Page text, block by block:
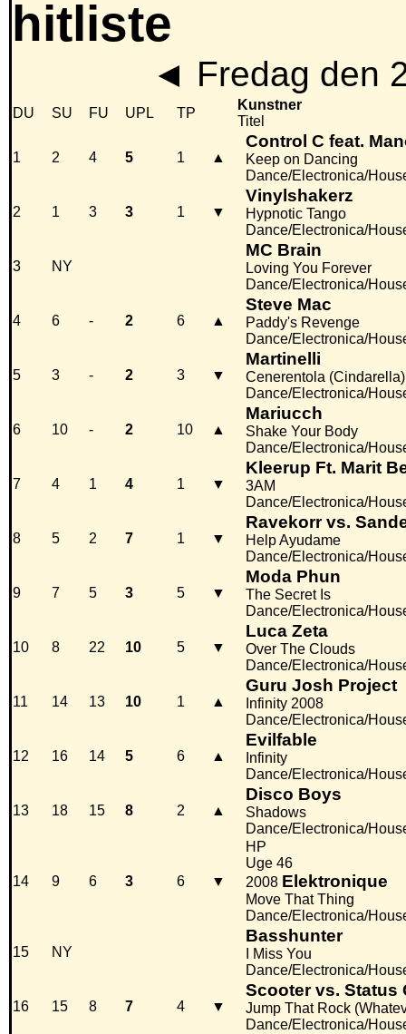
◄ Fredag den
DU SU FU UPL TP
Kunstner
Titel
1 2 4 5 1 ▲
Control C feat.
Keep on Dancing
Dance/Electronica/
2 1 3 3 1 ▼
Vinylshakerz
Hypnotic Tango
Dance/Electronica/
3 NY
MC Brain
Loving You Forever
Dance/Electronica/
4 6 - 2 6 ▲
Steve Mac
Paddy's Revenge
Dance/Electronica/
5 3 - 2 3 ▼
Martinelli
Cenerentola (Cindarella)
Dance/Electronica/
6 10 - 2 10 ▲
Mariucch
Shake Your Body
Dance/Electronica/
7 4 1 4 1 ▼
Kleerup Ft. Marit
3AM
Dance/Electronica/
8 5 2 7 1 ▼
Ravekorr vs.
Help Ayudame
Dance/Electronica/
9 7 5 3 5 ▼
Moda Phun
The Secret Is
Dance/Electronica/
10 8 22 10 5 ▼
Luca Zeta
Over The Clouds
Dance/Electronica/
11 14 13 10 1 ▲
Guru Josh Project
Infinity 2008
Dance/Electronica/
12 16 14 5 6 ▲
Evilfable
Infinity
Dance/Electronica/
13 18 15 8 2 ▲
Disco Boys
Shadows
Dance/Electronica/
14 9 6 3 6 ▼
HP
Uge 46
2008 Elektronique
Move That Thing
Dance/Electronica/
15 NY
Basshunter
I Miss You
Dance/Electronica/
16 15 8 7 4 ▼
Scooter vs. Status
Jump That Rock
Dance/Electronica/